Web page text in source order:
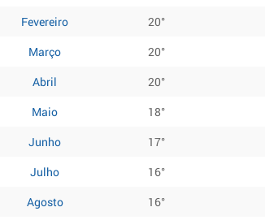
Fevereiro
20°
Março
20°
Abril
20°
Maio
18°
Junho
17°
Julho
16°
Agosto
16°